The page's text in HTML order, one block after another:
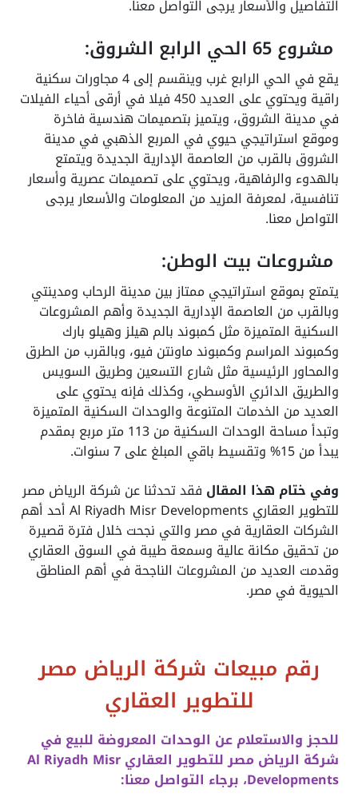
التفاصيل والأسعار يرجى التواصل معنا.
مشروع 65 الحي الرابع الشروق:
يقع في الحي الرابع غرب وينقسم إلى 4 مجاورات سكنية
راقية ويحتوي على العديد 450 فيلا في أرقى أحياء الفيلات
في مدينة الشروق، ويتميز بتصميمات هندسية فاخرة
وموقع استراتيجي حيوي في المربع الذهبي في مدينة
الشروق بالقرب من العاصمة الإدارية الجديدة ويتمتع
بالهدوء والرفاهية، ويحتوي على تصميمات عصرية وأسعار
تنافسية، لمعرفة المزيد من المعلومات والأسعار يرجى
التواصل معنا.
مشروعات بيت الوطن:
يتمتع بموقع استراتيجي ممتاز بين مدينة الرحاب ومدينتي
وبالقرب من العاصمة الإدارية الجديدة وأهم المشروعات
السكنية المتميزة مثل كمبوند بالم هيلز وهيلو بارك
وكمبوند المراسم وكمبوند ماونتن فيو، وبالقرب من الطرق
والمحاور الرئيسية مثل شارع التسعين وطريق السويس
والطريق الدائري الأوسطي، وكذلك فإنه يحتوي على
العديد من الخدمات المتنوعة والوحدات السكنية المتميزة
وتبدأ مساحة الوحدات السكنية من 113 متر مربع بمقدم
يبدأ من 15% وتقسيط باقي المبلغ على 7 سنوات.
وفي ختام هذا المقال فقد تحدثنا عن شركة الرياض مصر
للتطوير العقاري Al Riyadh Misr Developmentsأحد أهم
الشركات العقارية في مصر والتي نجحت خلال فترة قصيرة
من تحقيق مكانة عالية وسمعة طيبة في السوق العقاري
وقدمت العديد من المشروعات الناجحة في أهم المناطق
الحيوية في مصر.
رقم مبيعات شركة الرياض مصر
للتطوير العقاري
للحجز والاستعلام عن الوحدات المعروضة للبيع في
شركة الرياض مصر للتطوير العقاريAl Riyadh Misr
Developments، برجاء التواصل معنا: